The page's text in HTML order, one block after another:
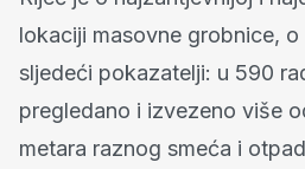
lokaciji masovne grobnice,
sljedeći pokazatelji: u 590
pregledano i izvezeno više
metara raznog smeća i